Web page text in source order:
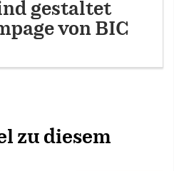
gestaltet
von BIC
zu diesem